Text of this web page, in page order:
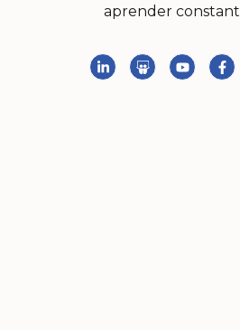
aprender